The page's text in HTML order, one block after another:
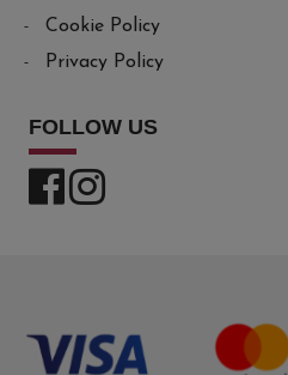
Cookie Policy
Privacy Policy
FOLLOW US